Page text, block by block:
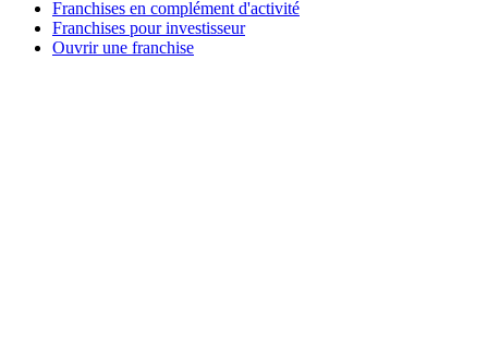
Franchises en complément d'activité
Franchises pour investisseur
Ouvrir une franchise